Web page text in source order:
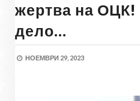
жертва на ОЦК!
дело…
НОЕМВРИ 29, 2023